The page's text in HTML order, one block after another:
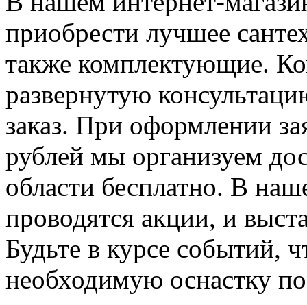
приобрести лучшее
также комплектующие.
развернутую
заказ. При оформлении
рублей мы организуем
области бесплатно. В
проводятся акции, и
Будьте в курсе событий,
необходимую оснастку